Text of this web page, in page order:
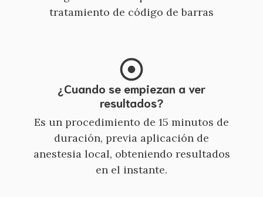
tratamiento de código de barras
¿Cuando se empiezan a ver
resultados?
Es un procedimiento de 15 minutos de
duración, previa aplicación de
anestesia local, obteniendo resultados
en el instante.